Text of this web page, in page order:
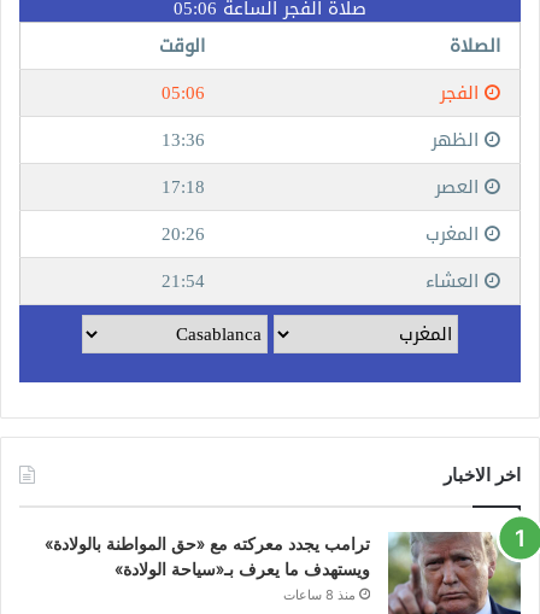
اخر الاخبار
ترامب يجدد معركته مع «حق المواطنة بالولادة»
ويستهدف ما يعرف بـ«سياحة الولادة»
منذ 8 ساعات